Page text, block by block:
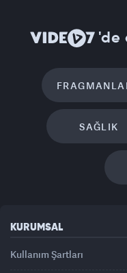
'de
SAĞLIK
KURUMSAL
Kullanım Şartları